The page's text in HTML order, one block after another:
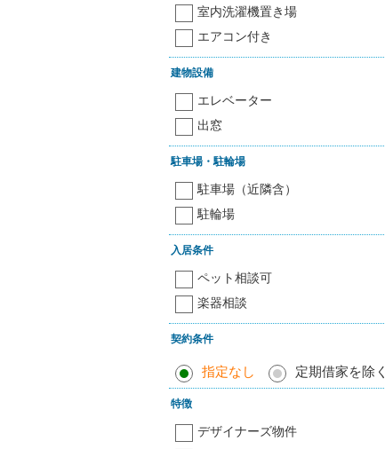
室内洗濯機置き場
エアコン付き
建物設備
エレベーター
出窓
駐車場・駐輪場
駐車場（近隣含）
駐輪場
入居条件
ペット相談可
楽器相談
契約条件
指定なし 定期借家を除く
特徴
デザイナーズ物件